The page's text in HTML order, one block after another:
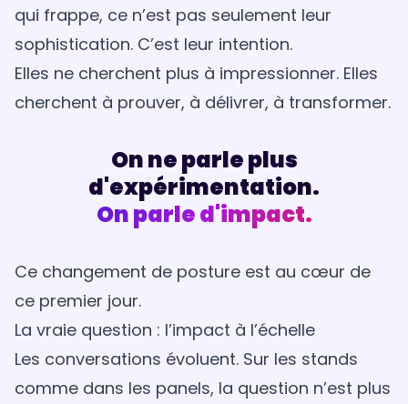
qui frappe, ce n’est pas seulement leur
sophistication. C’est leur intention.
Elles ne cherchent plus à impressionner. Elles
cherchent à prouver, à délivrer, à transformer.
On ne parle plus
d'expérimentation.
On parle d'impact.
Ce changement de posture est au cœur de
ce premier jour.
La vraie question : l’impact à l’échelle
Les conversations évoluent. Sur les stands
comme dans les panels, la question n’est plus